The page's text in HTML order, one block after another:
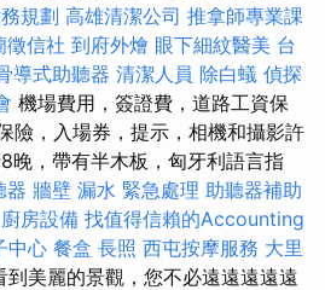
規劃 高雄清潔公司 推拿師專業課
徵信社 到府外燴 眼下細紋醫美 台
導式助聽器 清潔人員 除白蟻 偵探
機場費用，簽證費，道路工資保
險，入場券，提示，相機和攝影許
晚，帶有半木板，匈牙利語言指
器 牆壁 漏水 緊急處理 助聽器補助
廚房設備 找值得信賴的Accounting
中心 餐盒 長照 西屯按摩服務 大里
到美麗的景觀，您不必遠遠遠遠遠